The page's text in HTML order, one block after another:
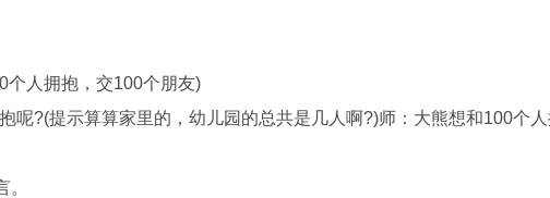
人拥抱，交100个朋友)
?(提示算算家里的，幼儿园的总共是几人啊?)师：大熊想和100个